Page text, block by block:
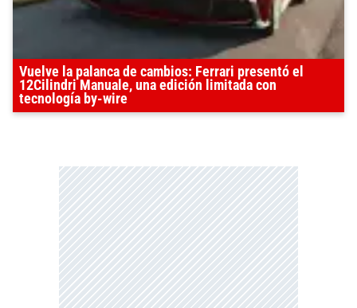
Vuelve la palanca de cambios: Ferrari presentó el
12Cilindri Manuale, una edición limitada con
tecnología by-wire